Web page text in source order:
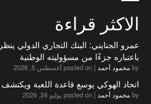
الاكثر قراءة
عمرو الجنايني: البنك التجاري الدولي
باعتباره جزءًا من مسؤوليته الوطنية
by محمود أحمد | posted on أغسطس 5, 2026
اتحاد الهوكي يوسع قاعدة اللعبة
by محمود أحمد | posted on يوليو 24, 2026